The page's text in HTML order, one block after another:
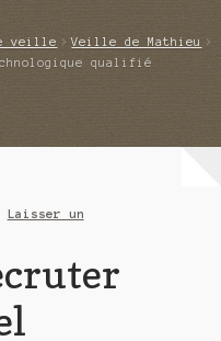
veille
Veille de Mathieu
qualifié
Laisser un